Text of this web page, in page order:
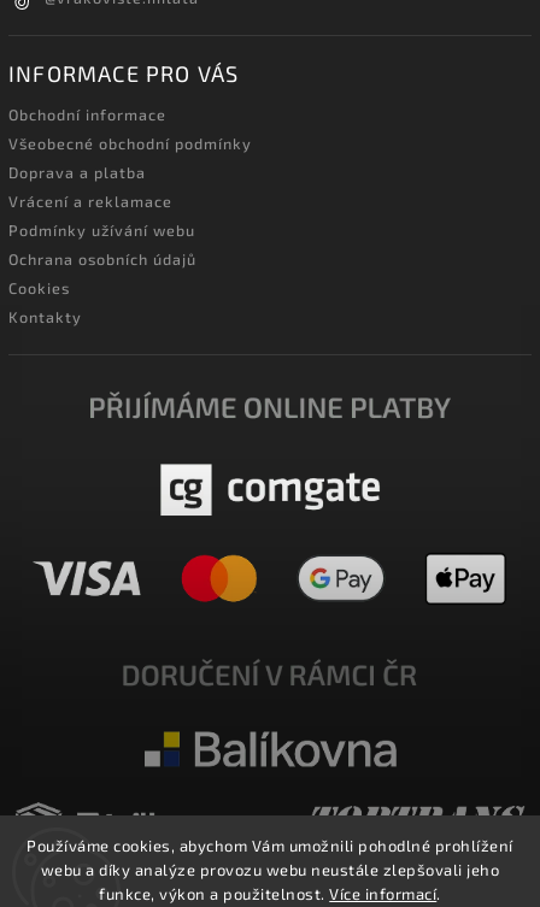
Používáme cookies, abychom Vám umožnili pohodlné prohlížení
webu a díky analýze provozu webu neustále zlepšovali jeho
funkce, výkon a použitelnost.Více informací.
INFORMACE PRO VÁS
Obchodní informace
Všeobecné obchodní podmínky
Doprava a platba
Vrácení a reklamace
Podmínky užívání webu
Ochrana osobních údajů
Cookies
Kontakty